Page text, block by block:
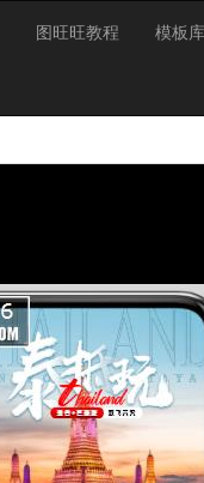
图旺旺教程 模板库